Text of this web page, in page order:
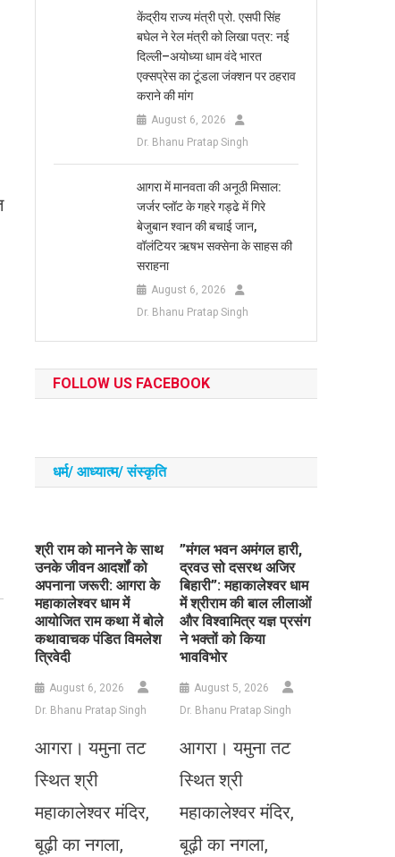
केंद्रीय राज्य मंत्री प्रो. एसपी सिंह
बघेल ने रेल मंत्री को लिखा पत्र: नई
दिल्ली–अयोध्या धाम वंदे भारत
एक्सप्रेस का टूंडला जंक्शन पर ठहराव
कराने की मांग
August 6, 2026
Dr. Bhanu Pratap Singh
आगरा में मानवता की अनूठी मिसाल:
जर्जर प्लॉट के गहरे गड्ढे में गिरे
बेजुबान श्वान की बचाई जान,
वॉलंटियर ऋषभ सक्सेना के साहस की
सराहना
August 6, 2026
Dr. Bhanu Pratap Singh
FOLLOW US FACEBOOK
धर्म/ आध्‍यात्‍म/ संस्‍कृति
​श्री राम को मानने के साथ
उनके जीवन आदर्शों को
अपनाना जरूरी: आगरा के
महाकालेश्वर धाम में
आयोजित राम कथा में बोले
कथावाचक पंडित विमलेश
त्रिवेदी
August 6, 2026
Dr. Bhanu Pratap Singh
आगरा। यमुना तट
स्थित श्री
महाकालेश्वर मंदिर,
बूढ़ी का नगला,
​”मंगल भवन अमंगल हारी,
द्रवउ सो दसरथ अजिर
बिहारी”: महाकालेश्वर धाम
में श्रीराम की बाल लीलाओं
और विश्वामित्र यज्ञ प्रसंग
ने भक्तों को किया
भावविभोर
August 5, 2026
Dr. Bhanu Pratap Singh
आगरा। यमुना तट
स्थित श्री
महाकालेश्वर मंदिर,
बूढ़ी का नगला,